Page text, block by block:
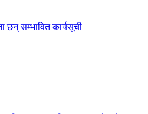
छन् सम्भावित कार्यसूची